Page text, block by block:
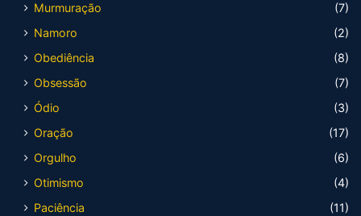
Murmuração
(7)
Namoro
(2)
Obediência
(8)
Obsessão
(7)
Ódio
(3)
Oração
(17)
Orgulho
(6)
Otimismo
(4)
Paciência
(11)